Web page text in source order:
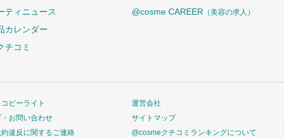
ティニュース
カレンダー
チコミ
@cosme CAREER （美容の求人）
ピーライト
お問い合わせ
違反に関するご連絡
運営会社
サイトマップ
@cosmeクチコミランキングについて